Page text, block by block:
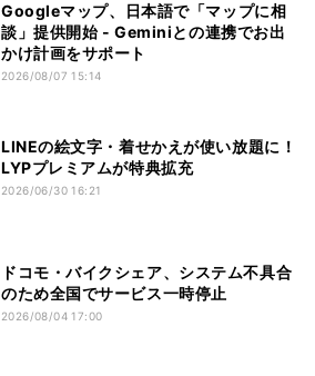
Googleマップ、日本語で「マップに相
談」提供開始 - Geminiとの連携でお出
かけ計画をサポート
2026/08/07 15:14
LINEの絵文字・着せかえが使い放題に！
LYPプレミアムが特典拡充
2026/06/30 16:21
ドコモ・バイクシェア、システム不具合
のため全国でサービス一時停止
2026/08/04 17:00